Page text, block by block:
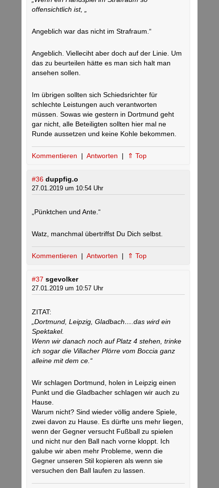
offensichtlich ist, „
Angeblich war das nicht im Strafraum.“
Angeblich. Vielleciht aber doch auf der Linie. Um
das zu beurteilen hätte es man sich halt man
ansehen sollen.
Im übrigen sollten sich Schiedsrichter für
schlechte Leistungen auch verantworten
müssen. Sowas wie gestern in Dortmund geht
gar nicht, alle Beteiligten sollten hier mal ne
Runde aussetzen und keine Kohle bekommen.
Kommentieren | Antworten | ⇑ Top
#36 duppfig.o
27.01.2019 um 10:54 Uhr
„Pünktchen und Ante.“
Watz, manchmal übertriffst Du Dich selbst.
Kommentieren | Antworten | ⇑ Top
#37 sgevolker
27.01.2019 um 10:57 Uhr
ZITAT:
„Dortmund, Leipzig, Gladbach….das wird ein
Spektakel.
Wenn wir danach noch auf Platz 4 stehen, trinke
ich sogar die Villacher Plörre vom Boccia ganz
alleine mit dem ce.“
Wir schlagen Dortmund, holen in Leipzig einen
Punkt und die Gladbacher schlagen wir auch zu
Hause.
Warum nicht? Sind wieder völlig andere Spiele,
zwei davon zu Hause. Es dürfte uns mehr liegen,
wenn der Gegner versucht Fußball zu spielen
und nicht nur den Ball nach vorne kloppt. Ich
galube wir aben mehr Probleme, wenn die
Gegner unseren Stil kopieren als wenn sie
versuchen den Ball laufen zu lassen.